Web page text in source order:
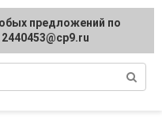
предложений по